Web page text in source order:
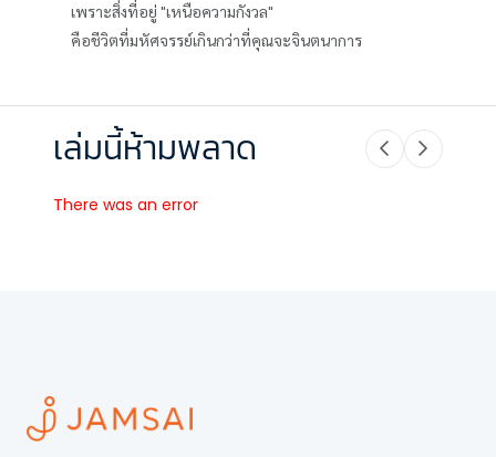
เพราะสิ่งที่อยู่ "เหนือความกังวล"
คือชีวิตที่มหัศจรรย์เกินกว่าที่คุณจะจินตนาการ
เล่มนี้ห้ามพลาด
There was an error